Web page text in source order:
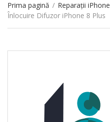
Prima pagină / Reparații iPhone
Înlocuire Difuzor iPhone 8 Plus